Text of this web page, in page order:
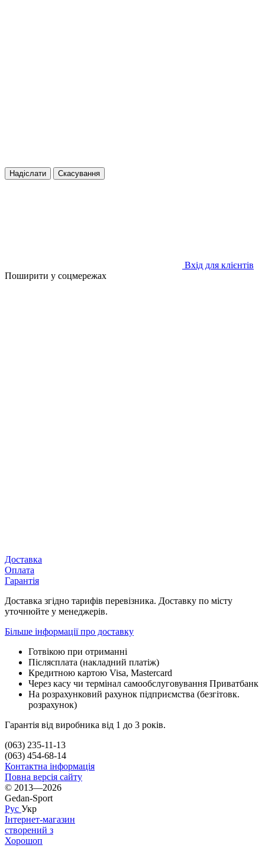
Надіслати Скасування
Вхід для клієнтів
Поширити у соцмережах
Доставка
Оплата
Гарантія
Доставка згідно тарифів перевізника. Доставку по місту
уточнюйте у менеджерів.
Більше інформації про доставку
Готвікою при отриманні
Післясплата (накладний платіж)
Кредитною картою Visa, Mastercard
Через касу чи термінал самообслуговування Приватбанк
На розрахунковий рахунок підприємства (безгітовк.
розрахунок)
Гарантія від виробника від 1 до 3 років.
(063) 235-11-13
(063) 454-68-14
Контактна інформація
Повна версія сайту
© 2013—2026
Gedan-Sport
Рус Укр
Інтернет-магазин
створений з
Хорошоп